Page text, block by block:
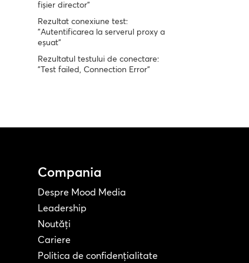
fișier director"
Rezultat conexiune test:
"Autentificarea la serverul proxy a
eșuat"
Rezultatul testului de conectare:
"Test failed, Connection Error"
Compania
Despre Mood Media
Leadership
Noutăți
Cariere
Politica de confidențialitate